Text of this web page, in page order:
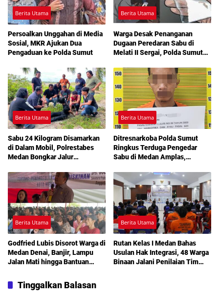
Berita Utama
Persoalkan Unggahan di Media
Sosial, MKR Ajukan Dua
Pengaduan ke Polda Sumut
Berita Utama
Warga Desak Penanganan
Dugaan Peredaran Sabu di
Melati II Sergai, Polda Sumut
Berita Utama
Sabu 24 Kilogram Disamarkan
di Dalam Mobil, Polrestabes
Medan Bongkar Jalur
Berita Utama
Ditresnarkoba Polda Sumut
Ringkus Terduga Pengedar
Sabu di Medan Amplas,
Berita Utama
Godfried Lubis Disorot Warga di
Medan Denai, Banjir, Lampu
Jalan Mati hingga Bantuan
Sosperda Kemiskinan
Berita Utama
Rutan Kelas I Medan Bahas
Usulan Hak Integrasi, 48 Warga
Binaan Jalani Penilaian Tim
Tinggalkan Balasan